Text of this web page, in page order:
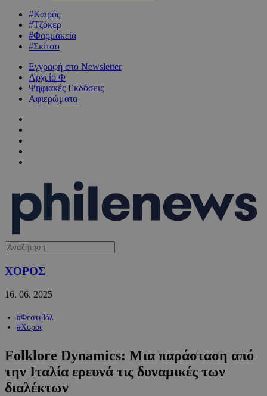
#Καιρός
#Τζόκερ
#Φαρμακεία
#Σκίτσο
Εγγραφή στο Newsletter
Αρχείο Φ
Ψηφιακές Εκδόσεις
Αφιερώματα
ΧΟΡΟΣ
16. 06. 2025
#Φεστιβάλ
#Χορός
Folklore Dynamics: Μια παράσταση από
την Ιταλία ερευνά τις δυναμικές των
διαλέκτων